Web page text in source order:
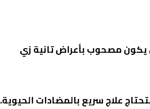
يكون مصحوب بأعراض تانية زي
علاج سريع بالمضادات الحيوية.